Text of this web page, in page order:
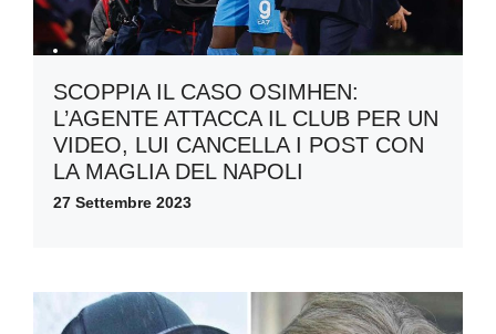
SCOPPIA IL CASO OSIMHEN:
L’AGENTE ATTACCA IL CLUB PER UN
VIDEO, LUI CANCELLA I POST CON
LA MAGLIA DEL NAPOLI
27 Settembre 2023